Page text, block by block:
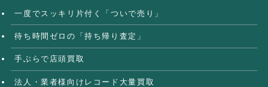
一度でスッキリ片付く「ついで売り」
待ち時間ゼロの「持ち帰り査定」
手ぶらで店頭買取
法人・業者様向けレコード大量買取